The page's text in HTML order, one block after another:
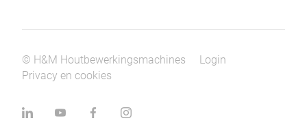
© H&M Houtbewerkingsmachines
Login
Privacy en cookies